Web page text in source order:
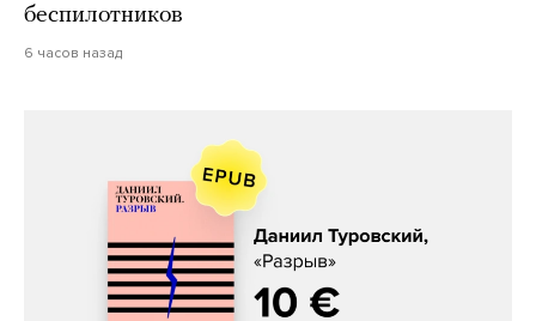
беспилотников
6 часов назад